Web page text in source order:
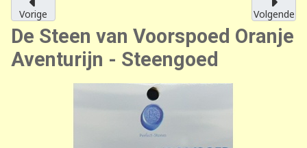
Vorige Volgende
De Steen van Voorspoed Oranje
Aventurijn - Steengoed